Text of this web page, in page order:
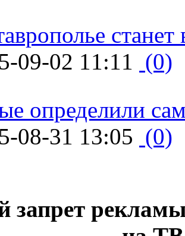
09-02 11:11 (0)
определили
08-31 13:05 (0)
запрет